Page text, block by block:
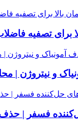
برای تصفیه
و نیتروژن |
فسفر |